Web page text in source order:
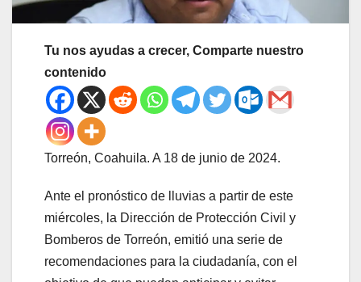
Tu nos ayudas a crecer, Comparte nuestro
contenido
Torreón, Coahuila. A 18 de junio de 2024.
Ante el pronóstico de lluvias a partir de este
miércoles, la Dirección de Protección Civil y
Bomberos de Torreón, emitió una serie de
recomendaciones para la ciudadanía, con el